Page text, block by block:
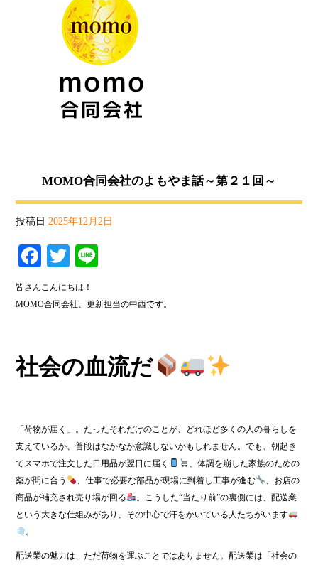
MOMO合同会社のよもやま話～第２１回～
投稿日 2025年12月2日
Fa
ce
bo
T
wi
tte
皆さんこんにちは！
MOMO合同会社、更新担当の中西です。
社会の血流だ
「荷物が届く」。たったそれだけのことが、どれほど多くの人の暮らしを
支えているか、普段はなかなか意識しないかもしれません。でも、朝起き
てスマホで注文した日用品が翌日に届く
、体調を崩した家族のための
薬が間に合う
、仕事で必要な部品が現場に到着し工事が進む
、お店の
商品が補充され売り場が回る
。こうした“当たり前”の裏側には、配送業
という大きな仕組みがあり、その中心で汗をかいている人たちがいます
。
配送業の魅力は、ただ荷物を運ぶことではありません。配送業は「社会の